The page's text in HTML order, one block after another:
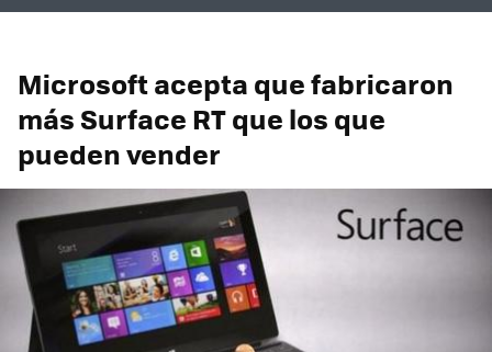
Microsoft acepta que fabricaron
más Surface RT que los que
pueden vender